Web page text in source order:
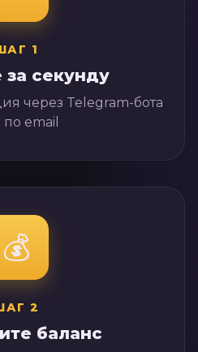
1
за секунду
через Telegram-бота
email
💰
2
баланс